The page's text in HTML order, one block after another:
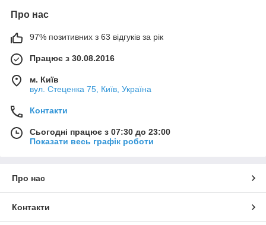
Про нас
97% позитивних з 63 відгуків за рік
Працює з 30.08.2016
м. Київ
вул. Стеценка 75, Київ, Україна
Контакти
Сьогодні працює з 07:30 до 23:00
Показати весь графік роботи
Про нас
Контакти